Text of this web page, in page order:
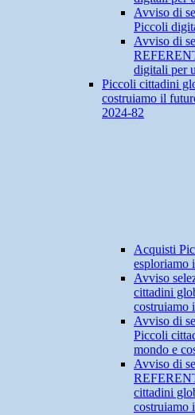
Avviso di
Piccoli
Avviso di
digitali per
Piccoli cittadini
costruiamo il
2024-82
Acquisti
esploriamo
Avviso
cittadini
costruiamo
Avviso di
Piccoli
mondo e
Avviso di
cittadini
costruiamo